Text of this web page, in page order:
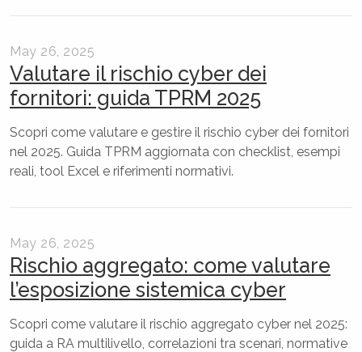
May 26, 2025
Valutare il rischio cyber dei
fornitori: guida TPRM 2025
Scopri come valutare e gestire il rischio cyber dei fornitori
nel 2025. Guida TPRM aggiornata con checklist, esempi
reali, tool Excel e riferimenti normativi.
May 26, 2025
Rischio aggregato: come valutare
l’esposizione sistemica cyber
Scopri come valutare il rischio aggregato cyber nel 2025:
guida a RA multilivello, correlazioni tra scenari, normative